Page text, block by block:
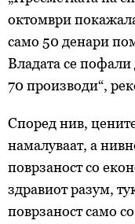
октомври
само 50 денари
Владата се
70 производи“,
Според нив,
намалуваат, а
поврзаност со
здравиот разум,
поврзаност само